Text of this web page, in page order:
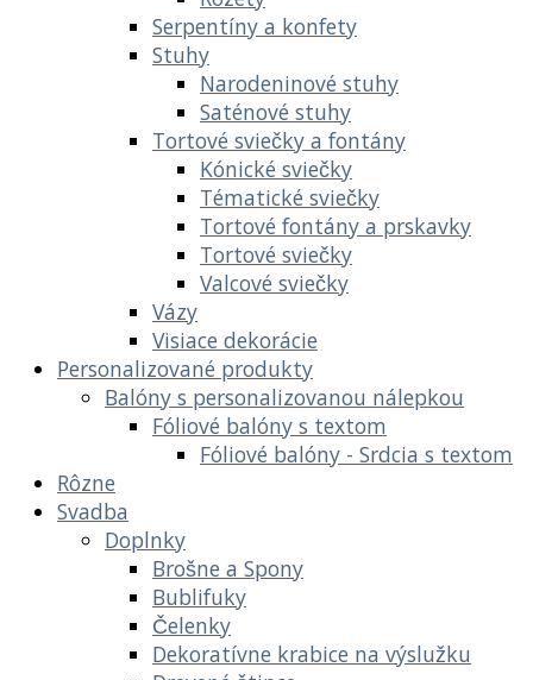
Serpentíny a konfety
Stuhy
Narodeninové stuhy
Saténové stuhy
Tortové sviečky a fontány
Kónické sviečky
Tématické sviečky
Tortové fontány a prskavky
Tortové sviečky
Valcové sviečky
Vázy
Visiace dekorácie
Personalizované produkty
Balóny s personalizovanou nálepkou
Fóliové balóny s textom
Fóliové balóny - Srdcia s textom
Rôzne
Svadba
Doplnky
Brošne a Spony
Bublifuky
Čelenky
Dekoratívne krabice na výslužku